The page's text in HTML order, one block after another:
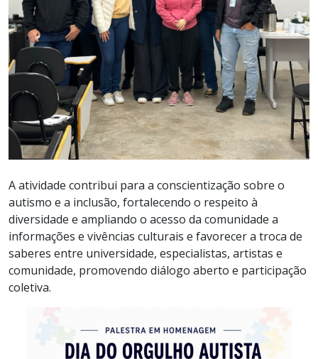
A atividade contribui para a conscientização sobre o
autismo e a inclusão, fortalecendo o respeito à
diversidade e ampliando o acesso da comunidade a
informações e vivências culturais e favorecer a troca de
saberes entre universidade, especialistas, artistas e
comunidade, promovendo diálogo aberto e participação
coletiva.